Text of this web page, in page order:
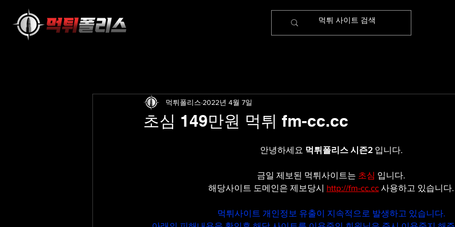
초심 149만원 먹튀 fm-cc.cc
먹튀폴리스 2022년 4월 7일
안녕하세요 먹튀폴리스 시즌2 입니다.
금일 제보된 먹튀사이트는 초심 입니다.
해당사이트 도메인은 제보당시 http://fm-cc.cc 사용하고 있습니다.
먹튀사이트 개인정보 유출이 지속적으로 발생하고 있습니다.